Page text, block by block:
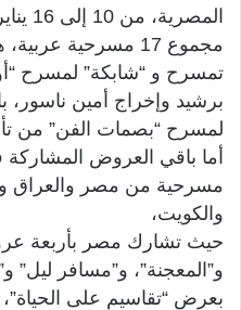
مجموع 17 مسرحية
تمسرح و “شابكة” لمسرح
برشيد وإخراج أمين ناسور،
لمسرح “بصمات الفن” من
أما باقي العروض
مسرحية من مصر والعراق
والكويت،
حيث تشارك مصر بأربعة
و”المعجنة”، و”مسافر ليل”
بعرض “تقاسيم على